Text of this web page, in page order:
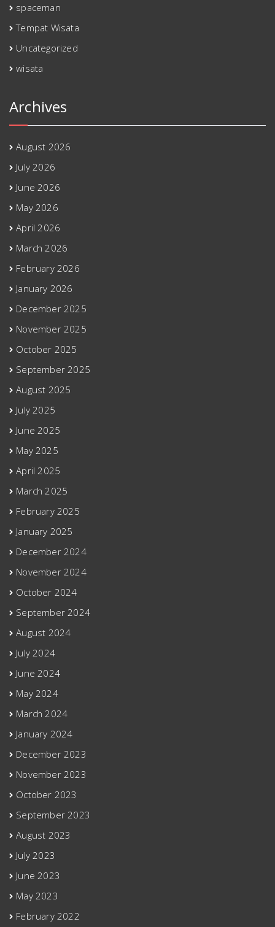
spaceman
Tempat Wisata
Uncategorized
wisata
Archives
August 2026
July 2026
June 2026
May 2026
April 2026
March 2026
February 2026
January 2026
December 2025
November 2025
October 2025
September 2025
August 2025
July 2025
June 2025
May 2025
April 2025
March 2025
February 2025
January 2025
December 2024
November 2024
October 2024
September 2024
August 2024
July 2024
June 2024
May 2024
March 2024
January 2024
December 2023
November 2023
October 2023
September 2023
August 2023
July 2023
June 2023
May 2023
February 2022